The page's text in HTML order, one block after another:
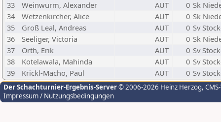
33
Weinwurm, Alexander AUT 0 Sk
34
Wetzenkircher, Alice AUT 0 Sk
35
Groß Leal, Andreas AUT 0 Sv
36
Seeliger, Victoria AUT 0 Sk
37
Orth, Erik AUT 0 Sv
38
Kotelawala, Mahinda AUT 0 Sv
39
Krickl-Macho, Paul AUT 0 Sv
Der Schachturnier-Ergebnis-Server© 2006-2026 Heinz Herzog,
Impressum / Nutzungsbedingungen